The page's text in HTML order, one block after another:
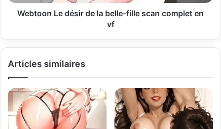
Webtoon Le désir de la belle-fille scan complet en
vf
Articles similaires